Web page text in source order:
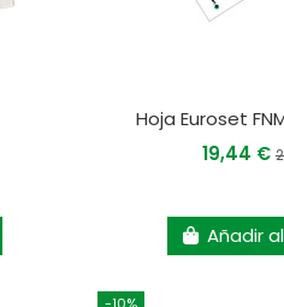
Hoja Euroset
19,44 €
Añadir
-10%